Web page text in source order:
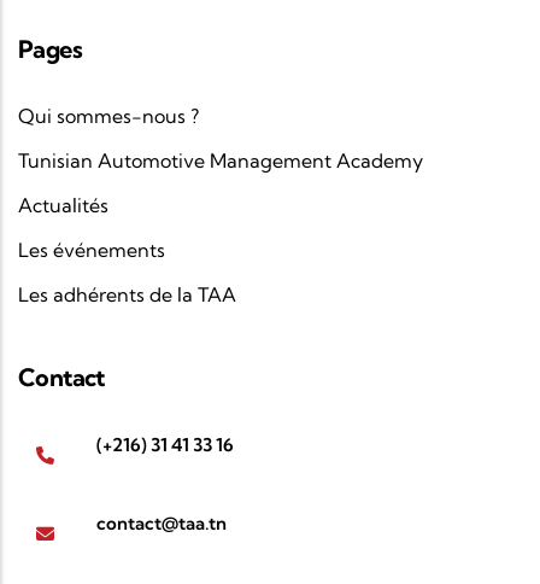
Pages
Qui sommes-nous ?
Tunisian Automotive Management Academy
Actualités
Les événements
Les adhérents de la TAA
Contact
(+216) 31 41 33 16
contact@taa.tn